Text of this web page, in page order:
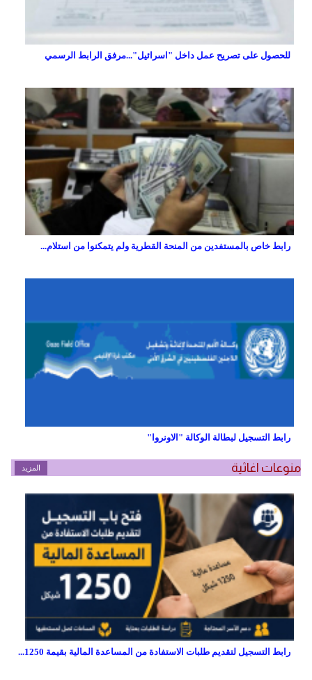
للحصول على تصريح عمل داخل "اسرائيل"...مرفق الرابط الرسمي
رابط خاص بالمستفدين من المنحة القطرية ولم يتمكنوا من استلام...
رابط التسجيل لبطالة الوكالة "الاونروا"
منوعات اغاثية المزيد
رابط التسجيل لتقديم طلبات الاستفادة من المساعدة المالية بقيمة 1250...